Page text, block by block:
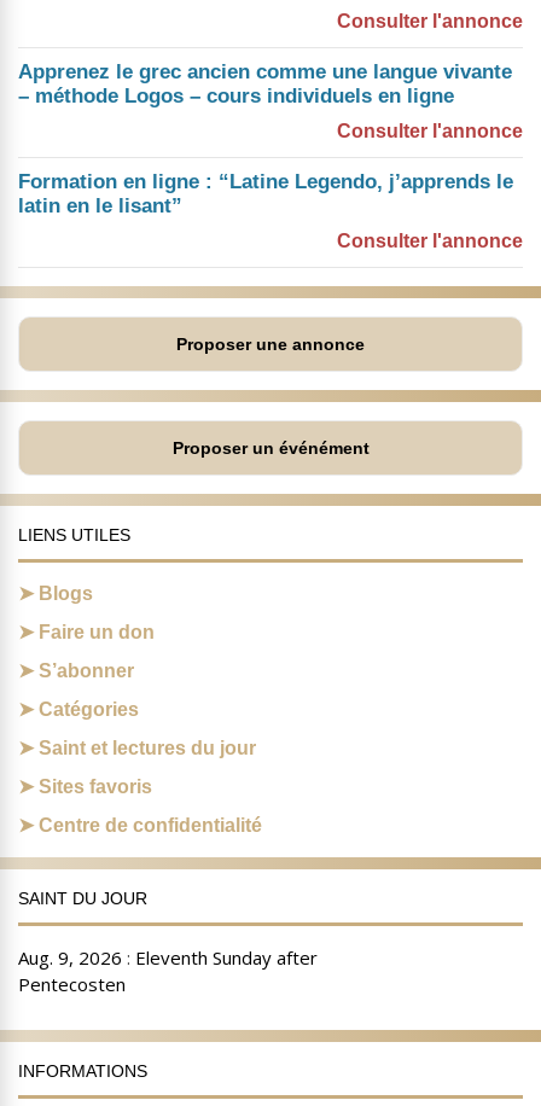
Consulter l'annonce
Apprenez le grec ancien comme une langue vivante
– méthode Logos – cours individuels en ligne
Consulter l'annonce
Formation en ligne : “Latine Legendo, j’apprends le
latin en le lisant”
Consulter l'annonce
Proposer une annonce
Proposer un événément
LIENS UTILES
Blogs
Faire un don
S’abonner
Catégories
Saint et lectures du jour
Sites favoris
Centre de confidentialité
SAINT DU JOUR
INFORMATIONS